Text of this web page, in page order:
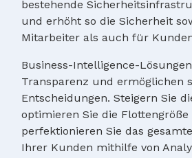
bestehende
und erhöht so die Sicherheit
Mitarbeiter als auch für
Business-Intelligence-
Transparenz und ermöglichen
Entscheidungen. Steigern Sie
optimieren Sie die Flottengröße
perfektionieren Sie das
Ihrer Kunden mithilfe von